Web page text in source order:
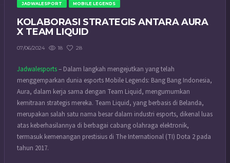
JADWALESPORT MOBILE LEGENDS
KOLABORASI STRATEGIS ANTARA AURA
X TEAM LIQUID
07/06/2024 18 28
Jadwalesports– Dalam langkah mengejutkan yang telah
menggemparkan dunia esports Mobile Legends: Bang Bang Indonesia,
Aura, dalam kerja sama dengan Team Liquid, mengumumkan
kemitraan strategis mereka. Team Liquid, yang berbasis di Belanda,
merupakan salah satu nama besar dalam industri esports, dikenal luas
atas keberhasilannya di berbagai cabang olahraga elektronik,
termasuk kemenangan prestisius di The International (TI) Dota 2 pada
tahun 2017.